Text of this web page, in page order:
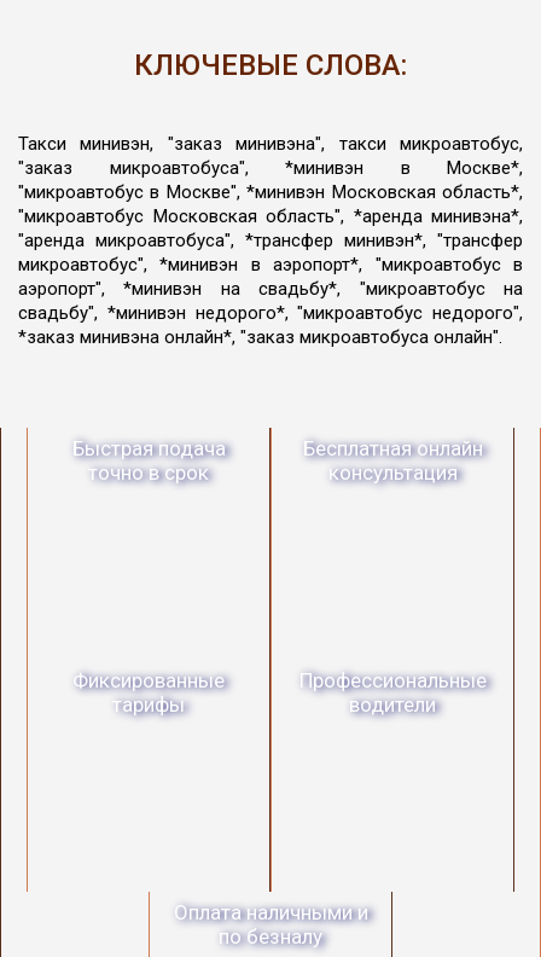
КЛЮЧЕВЫЕ СЛОВА:
Такси минивэн, "заказ минивэна", такси микроавтобус,
"заказ микроавтобуса", *минивэн в Москве*,
"микроавтобус в Москве", *минивэн Московская область*,
"микроавтобус Московская область", *аренда минивэна*,
"аренда микроавтобуса", *трансфер минивэн*, "трансфер
микроавтобус", *минивэн в аэропорт*, "микроавтобус в
аэропорт", *минивэн на свадьбу*, "микроавтобус на
свадьбу", *минивэн недорого*, "микроавтобус недорого",
*заказ минивэна онлайн*, "заказ микроавтобуса онлайн".
Быстрая подача
точно в срок
Бесплатная онлайн
консультация
Фиксированные
тарифы
Профессиональные
водители
Оплата наличными и
по безналу